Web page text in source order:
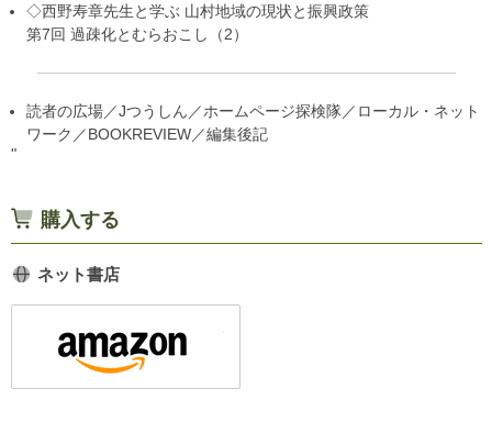
◇西野寿章先生と学ぶ 山村地域の現状と振興政策
第7回 過疎化とむらおこし（2）
読者の広場／Jつうしん／ホームページ探検隊／ローカル・ネット
ワーク／BOOKREVIEW／編集後記
"
購入する
ネット書店